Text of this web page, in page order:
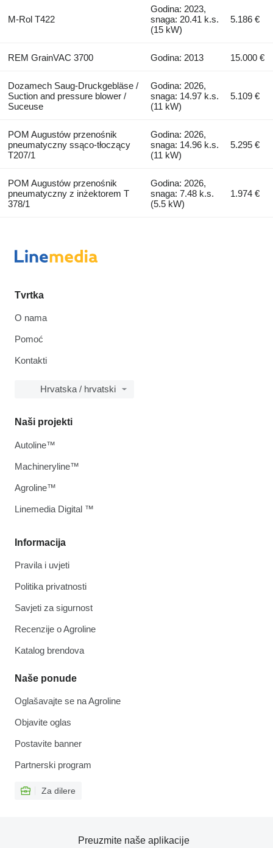
M-Rol T422
Godina: 2023,
snaga: 20.41 k.s.
(15 kW)
5.186 €
REM GrainVAC 3700 Godina: 2013 15.000 €
Dozamech Saug-Druckgebläse /
Suction and pressure blower /
Suceuse
Godina: 2026,
snaga: 14.97 k.s.
(11 kW)
5.109 €
POM Augustów przenośnik
pneumatyczny ssąco-tłoczący
T207/1
Godina: 2026,
snaga: 14.96 k.s.
(11 kW)
5.295 €
POM Augustów przenośnik
pneumatyczny z inżektorem T
378/1
Godina: 2026,
snaga: 7.48 k.s.
(5.5 kW)
1.974 €
Tvrtka
O nama
Pomoć
Kontakti
Hrvatska / hrvatski
Informacija
Pravila i uvjeti
Politika privatnosti
Savjeti za sigurnost
Recenzije o Agroline
Katalog brendova
Naše ponude
Oglašavajte se na Agroline
Objavite oglas
Postavite banner
Partnerski program
Za dilere
Naši projekti
Autoline™
Machineryline™
Agroline™
Linemedia Digital ™
Preuzmite naše aplikacije